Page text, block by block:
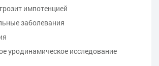
импотенцией
заболевания
уродинамическое исследование